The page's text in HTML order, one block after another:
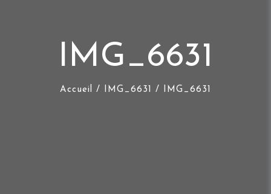
IMG_6631
Accueil / IMG_6631 / IMG_6631